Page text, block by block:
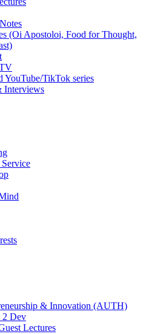
(Oi Apostoloi, Food for Thought,
YouTube/TikTok series
Interviews
Service
& Innovation (AUTH)
2 Dev
Lectures